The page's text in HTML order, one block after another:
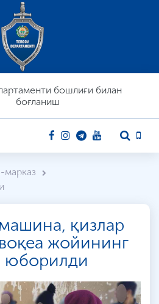
бошлиғи билан
боғланиш
марказ
қизлар
жойининг
юборилди